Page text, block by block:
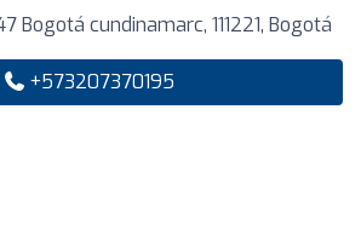
Bogotá cundinamarc, 111221, Bogotá
+573207370195